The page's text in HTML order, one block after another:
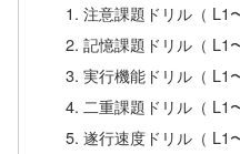
注意課題ドリル（ L1
記憶課題ドリル（ L1
実行機能ドリル（ L1
二重課題ドリル（ L1
遂行速度ドリル（ L1